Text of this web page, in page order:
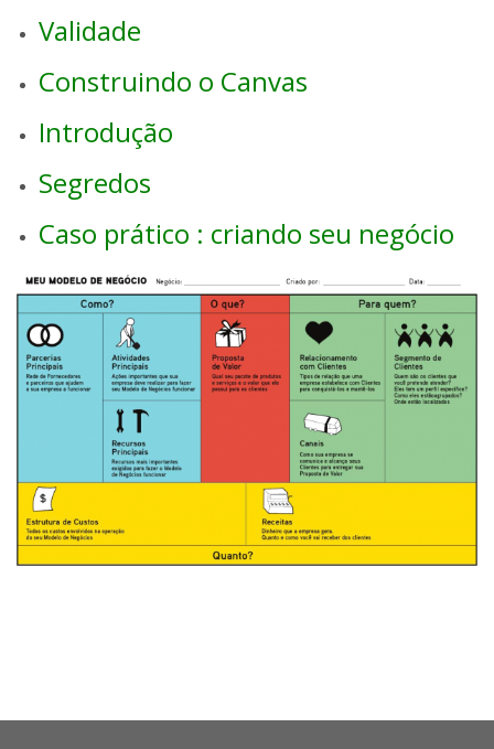
Validade
Construindo o Canvas
Introdução
Segredos
Caso prático : criando seu negócio